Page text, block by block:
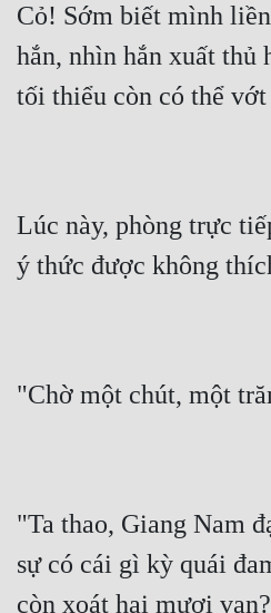
Cỏ! Sớm biết mình
hắn, nhìn hắn xuất thủ
tối thiểu còn có thể
Lúc này, phòng trực
ý thức được không
"Chờ một chút, một
"Ta thao, Giang Nam
sự có cái gì kỳ quái
còn xoát hai mươi